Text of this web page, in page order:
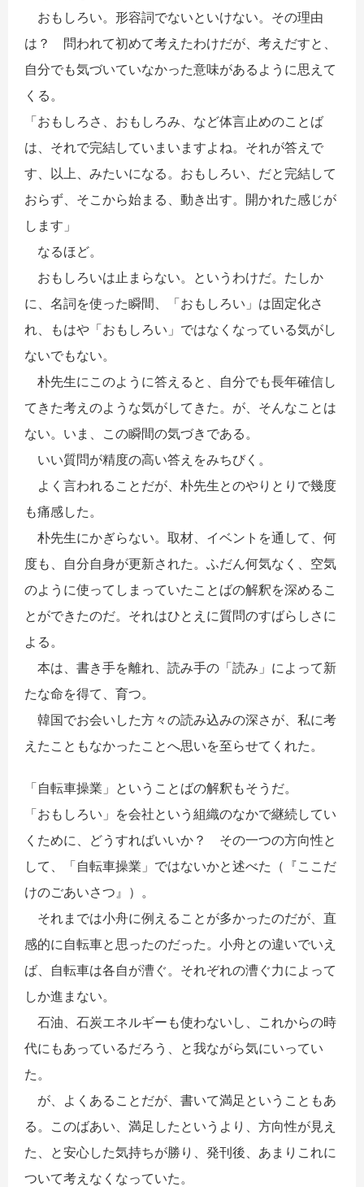
おもしろい。形容詞でないといけない。その理由
は？ 問われて初めて考えたわけだが、考えだすと、
自分でも気づいていなかった意味があるように思えて
くる。
「おもしろさ、おもしろみ、など体言止めのことば
は、それで完結していまいますよね。それが答えで
す、以上、みたいになる。おもしろい、だと完結して
おらず、そこから始まる、動き出す。開かれた感じが
します」
なるほど。
おもしろいは止まらない。というわけだ。たしか
に、名詞を使った瞬間、「おもしろい」は固定化さ
れ、もはや「おもしろい」ではなくなっている気がし
ないでもない。
朴先生にこのように答えると、自分でも長年確信し
てきた考えのような気がしてきた。が、そんなことは
ない。いま、この瞬間の気づきである。
いい質問が精度の高い答えをみちびく。
よく言われることだが、朴先生とのやりとりで幾度
も痛感した。
朴先生にかぎらない。取材、イベントを通して、何
度も、自分自身が更新された。ふだん何気なく、空気
のように使ってしまっていたことばの解釈を深めるこ
とができたのだ。それはひとえに質問のすばらしさに
よる。
本は、書き手を離れ、読み手の「読み」によって新
たな命を得て、育つ。
韓国でお会いした方々の読み込みの深さが、私に考
えたこともなかったことへ思いを至らせてくれた。
「自転車操業」ということばの解釈もそうだ。
「おもしろい」を会社という組織のなかで継続してい
くために、どうすればいいか？ その一つの方向性と
して、「自転車操業」ではないかと述べた（『ここだ
けのごあいさつ』）。
それまでは小舟に例えることが多かったのだが、直
感的に自転車と思ったのだった。小舟との違いでいえ
ば、自転車は各自が漕ぐ。それぞれの漕ぐ力によって
しか進まない。
石油、石炭エネルギーも使わないし、これからの時
代にもあっているだろう、と我ながら気にいってい
た。
が、よくあることだが、書いて満足ということもあ
る。このばあい、満足したというより、方向性が見え
た、と安心した気持ちが勝り、発刊後、あまりこれに
ついて考えなくなっていた。